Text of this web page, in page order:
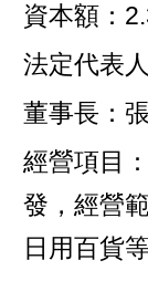
資本額：
法定代表
董事長：
經營項目
發，經營
日用百貨等